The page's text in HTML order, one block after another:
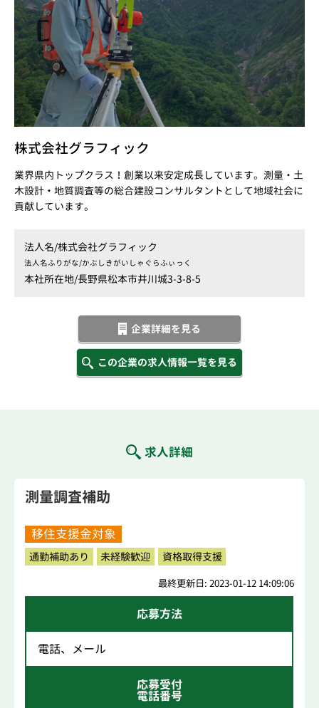
株式会社グラフィック
業界県内トップクラス！創業以来安定成長しています。測量・土
木設計・地質調査等の総合建設コンサルタントとして地域社会に
貢献しています。
法人名/株式会社グラフィック
法人名ふりがな/かぶしきがいしゃぐらふぃっく
本社所在地/長野県松本市井川城3-3-8-5
企業詳細を見る
この企業の求人情報一覧を見る
求人詳細
測量調査補助
移住支援金対象
通勤補助あり 未経験歓迎 資格取得支援
最終更新日: 2023-01-12 14:09:06
応募方法
電話、メール
応募受付
電話番号